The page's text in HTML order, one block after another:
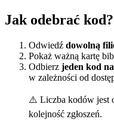
Jak odebrać kod?
Odwiedź dowolną
Pokaż ważną kartę
Odbierz jeden kod
w zależności od
⚠️ Liczba kodów jest
kolejność zgłoszeń.